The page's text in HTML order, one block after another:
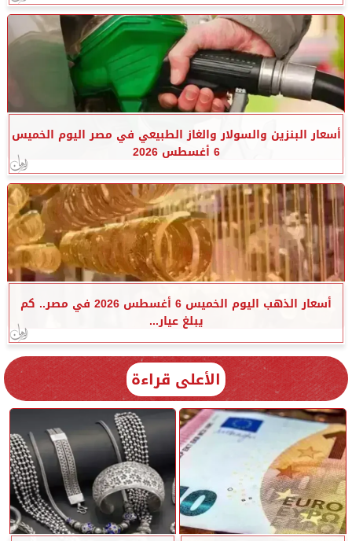
أسعار البنزين والسولار والغاز الطبيعي في مصر اليوم الخميس
6 أغسطس 2026
أسعار الذهب اليوم الخميس 6 أغسطس 2026 في مصر.. كم
يبلغ عيار...
الأعلى قراءة